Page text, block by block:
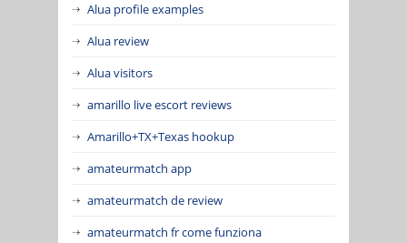
Alua profile examples
Alua review
Alua visitors
amarillo live escort reviews
Amarillo+TX+Texas hookup
amateurmatch app
amateurmatch de review
amateurmatch fr come funziona